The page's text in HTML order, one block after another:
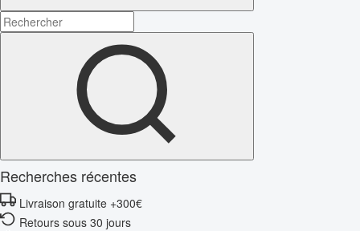
Recherches récentes
Livraison gratuite +300€
Retours sous 30 jours